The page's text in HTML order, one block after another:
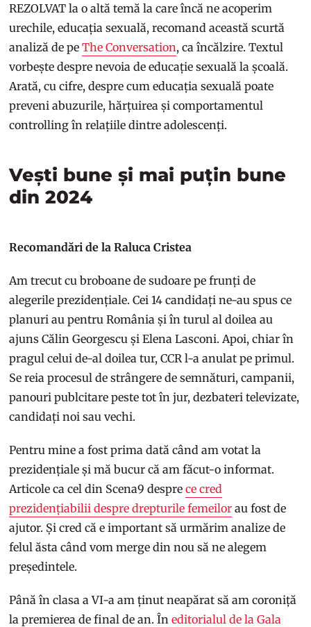
REZOLVAT la o altă temă la care încă ne acoperim
urechile, educația sexuală, recomand această scurtă
analiză de peThe Conversation, ca încălzire. Textul
vorbește despre nevoia de educație sexuală la școală.
Arată, cu cifre, despre cum educația sexuală poate
preveni abuzurile, hărțuirea și comportamentul
controlling în relațiile dintre adolescenți.
Vești bune și mai puțin bune
din 2024
Recomandări de la Raluca Cristea
Am trecut cu broboane de sudoare pe frunți de
alegerile prezidențiale. Cei 14 candidați ne-au spus ce
planuri au pentru România și în turul al doilea au
ajuns Călin Georgescu și Elena Lasconi. Apoi, chiar în
pragul celui de-al doilea tur, CCR l-a anulat pe primul.
Se reia procesul de strângere de semnături, campanii,
panouri publcitare peste tot în jur, dezbateri televizate,
candidați noi sau vechi.
Pentru mine a fost prima dată când am votat la
prezidențiale și mă bucur că am făcut-o informat.
Articole ca cel din Scena9 desprece cred
prezidențiabilii despre drepturile femeilor au fost de
ajutor. Și cred că e important să urmărim analize de
felul ăsta când vom merge din nou să ne alegem
președintele.
Până în clasa a VI-a am ținut neapărat să am coroniță
la premierea de final de an. Îneditorialul de la Gala